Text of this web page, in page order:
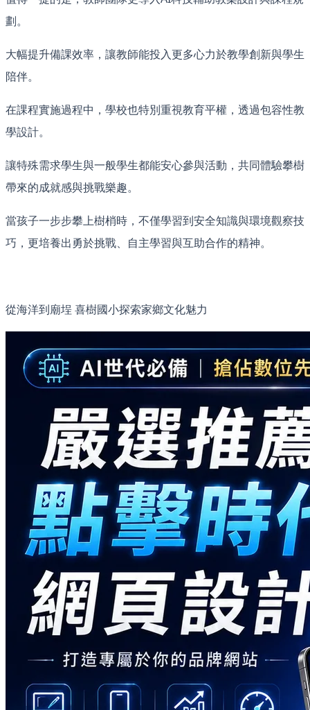
劃。
大幅提升備課效率，讓教師能投入更多心力於教學創新與學生
陪伴。
在課程實施過程中，學校也特別重視教育平權，透過包容性教
學設計。
讓特殊需求學生與一般學生都能安心參與活動，共同體驗攀樹
帶來的成就感與挑戰樂趣。
當孩子一步步攀上樹梢時，不僅學習到安全知識與環境觀察技
巧，更培養出勇於挑戰、自主學習與互助合作的精神。
從海洋到廟埕 喜樹國小探索家鄉文化魅力